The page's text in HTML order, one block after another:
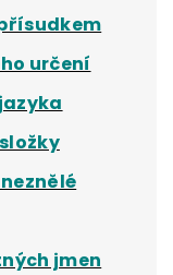
určení
jmen